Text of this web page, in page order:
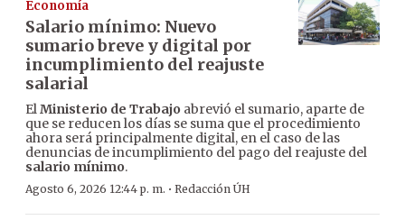
Economía
Salario mínimo: Nuevo
sumario breve y digital por
incumplimiento del reajuste
salarial
ElMinisterio de Trabajo abrevió el sumario, aparte de
que se reducen los días se suma que el procedimiento
ahora será principalmente digital, en el caso de las
denuncias de incumplimiento del pago del reajuste del
salario mínimo.
Agosto 6, 2026 12:44 p. m. · Redacción ÚH